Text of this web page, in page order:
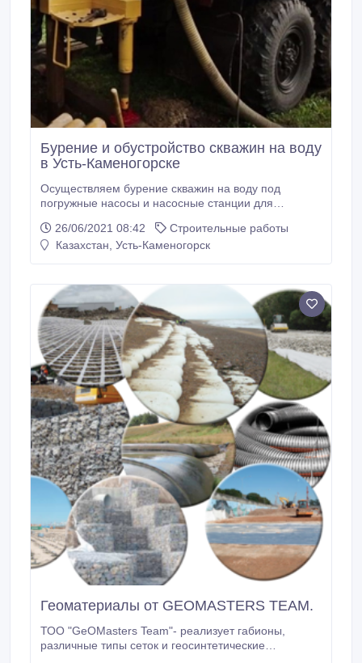
Бурение и обустройство скважин на воду
в Усть-Каменогорске
Осуществляем бурение скважин на воду под
погружные насосы и насосные станции для
Бурим в любых труднодоступных местах: Дом,
подвал, гараж , баня, компактной буровой
станции водоснабжения.
26/06/2021 08:42
Строительные работы
Казахстан, Усть-Каменогорск
Геоматериалы от GEOMASTERS TEAM.
ТОО "GeOMasters Team"- реализует габионы,
различные типы сеток и геосинтетические